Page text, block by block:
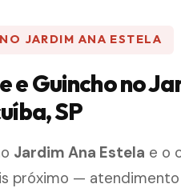
JARDIM ANA ESTELA
e Guincho no
SP
Jardim Ana Estela e o
próximo —